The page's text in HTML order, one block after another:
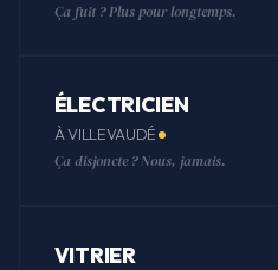
Ça fuit ? Plus pour longtemps.
ÉLECTRICIEN
À VILLEVAUDÉ
Ça disjoncte ? Nous, jamais.
VITRIER